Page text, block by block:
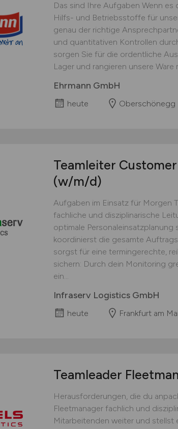
Das sind Ihre Aufgaben Wenn
Hilfs- und Betriebsstoffe für
genau der richtige
und quantitativen Kontrollen
sorgen Sie für die ordentliche
Lager und rangieren unsere Ware
Ehrmann GmbH
heute Oberschönegg
Teamleiter
(w/m/d)
Aufgaben im Einsatz für Morgen
fachliche und disziplinarische
optimale Personaleinsatzplanung
koordinierst die gesamte
sorgst für eine termingerechte,
sichern: Durch dein Monitoring
ein...
Infraserv Logistics GmbH
heute Frankfurt am
Teamleader
Herausforderungen, die du
Fleetmanager fachlich und
Mitarbeitenden weiter und stellst